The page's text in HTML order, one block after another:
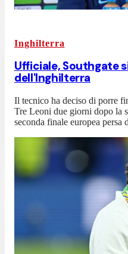
Inghilterra
Ufficiale, Southgate
dell'Inghilterra
Il tecnico ha deciso di porre
Tre Leoni due giorni dopo la
seconda finale europea persa